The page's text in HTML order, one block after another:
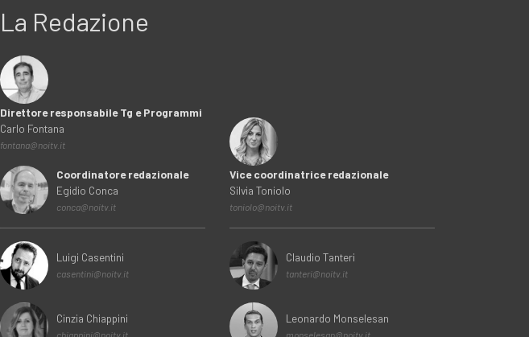
La Redazione
Direttore responsabile Tg e Programmi
Carlo Fontana
fontana@noitv.it
Coordinatore redazionale
Egidio Conca
conca@noitv.it
Luigi Casentini
casentini@noitv.it
Cinzia Chiappini
Vice coordinatrice redazionale
Silvia Toniolo
toniolo@noitv.it
Claudio Tanteri
tanteri@noitv.it
Leonardo Monselesan